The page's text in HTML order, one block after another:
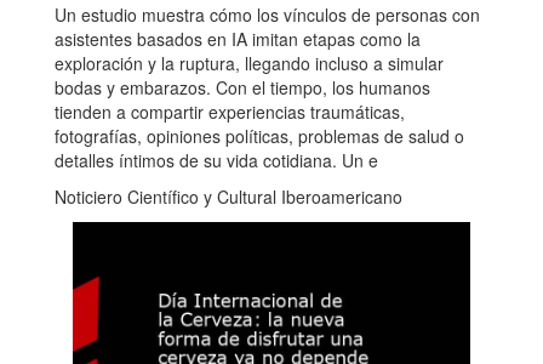
Un estudio muestra cómo los vínculos de personas con
asistentes basados en IA imitan etapas como la
exploración y la ruptura, llegando incluso a simular
bodas y embarazos. Con el tiempo, los humanos
tienden a compartir experiencias traumáticas,
fotografías, opiniones políticas, problemas de salud o
detalles íntimos de su vida cotidiana. Un e
Noticiero Científico y Cultural Iberoamericano